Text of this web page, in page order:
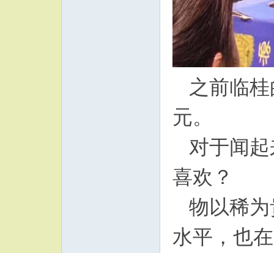
之前临桂
元。
对于闻起
喜欢？
物以稀为
水平，也